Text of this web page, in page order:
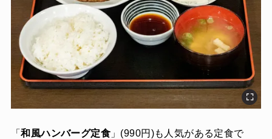
「和風ハンバーグ定食 」(990円)も人気がある定食で